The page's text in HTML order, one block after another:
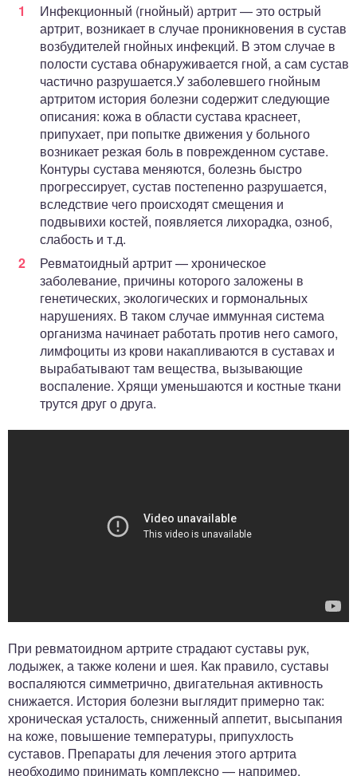
Инфекционный (гнойный) артрит — это острый
артрит, возникает в случае проникновения в сустав
возбудителей гнойных инфекций. В этом случае в
полости сустава обнаруживается гной, а сам сустав
частично разрушается.У заболевшего гнойным
артритом история болезни содержит следующие
описания: кожа в области сустава краснеет,
припухает, при попытке движения у больного
возникает резкая боль в поврежденном суставе.
Контуры сустава меняются, болезнь быстро
прогрессирует, сустав постепенно разрушается,
вследствие чего происходят смещения и
подвывихи костей, появляется лихорадка, озноб,
слабость и т.д.
Ревматоидный артрит — хроническое
заболевание, причины которого заложены в
генетических, экологических и гормональных
нарушениях. В таком случае иммунная система
организма начинает работать против него самого,
лимфоциты из крови накапливаются в суставах и
вырабатывают там вещества, вызывающие
воспаление. Хрящи уменьшаются и костные ткани
трутся друг о друга.
При ревматоидном артрите страдают суставы рук,
лодыжек, а также колени и шея. Как правило, суставы
воспаляются симметрично, двигательная активность
снижается. История болезни выглядит примерно так:
хроническая усталость, сниженный аппетит, высыпания
на коже, повышение температуры, припухлость
суставов. Препараты для лечения этого артрита
необходимо принимать комплексно — например,